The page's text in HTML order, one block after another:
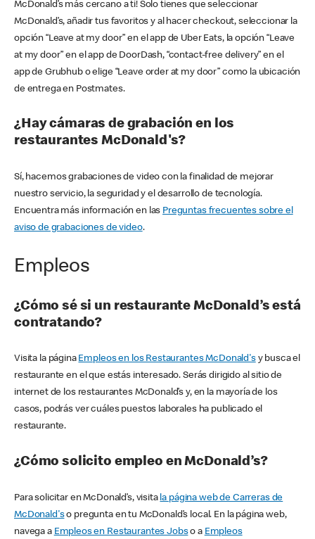
McDonald’s más cercano a ti! Solo tienes que seleccionar
McDonald’s, añadir tus favoritos y al hacer checkout, seleccionar la
opción “Leave at my door” en el app de Uber Eats, la opción “Leave
at my door” en el app de DoorDash, “contact-free delivery” en el
app de Grubhub o elige “Leave order at my door” como la ubicación
de entrega en Postmates.
¿Hay cámaras de grabación en los
restaurantes McDonald's?
Sí, hacemos grabaciones de video con la finalidad de mejorar
nuestro servicio, la seguridad y el desarrollo de tecnología.
Encuentra más información en las Preguntas frecuentes sobre el
aviso de grabaciones de video.
Empleos
¿Cómo sé si un restaurante McDonald’s está
contratando?
Visita la página Empleos en los Restaurantes McDonald'sy busca el
restaurante en el que estás interesado. Serás dirigido al sitio de
internet de los restaurantes McDonald’s y, en la mayoría de los
casos, podrás ver cuáles puestos laborales ha publicado el
restaurante.
¿Cómo solicito empleo en McDonald’s?
Para solicitar en McDonald’s, visita la página web de Carreras de
McDonald'so pregunta en tu McDonald’s local. En la página web,
navega a Empleos en Restaurantes Jobso a Empleos